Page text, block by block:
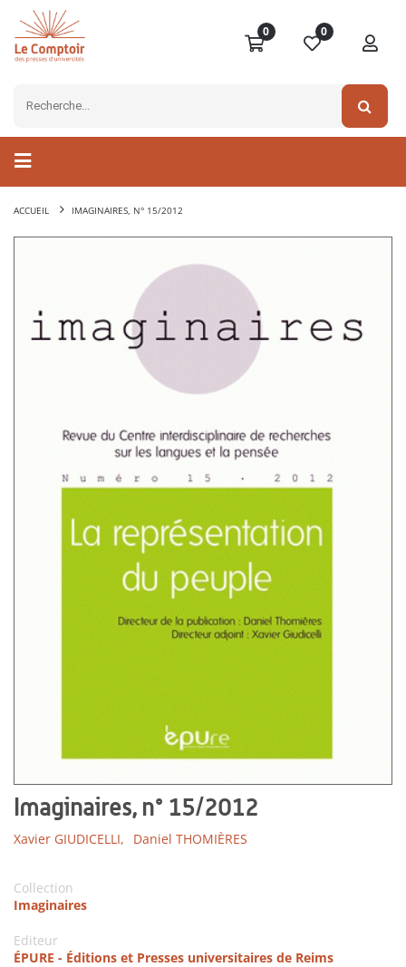
0 0
ACCUEIL IMAGINAIRES, N° 15/2012
Imaginaires, n° 15/2012
Xavier GIUDICELLI, Daniel THOMIÈRES
Collection
Imaginaires
Editeur
ÉPURE - Éditions et Presses universitaires de Reims